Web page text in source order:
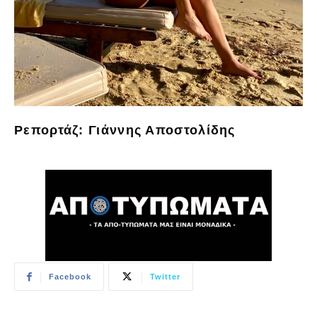
Ρεπορτάζ: Γιάννης Αποστολίδης
Facebook Twitter